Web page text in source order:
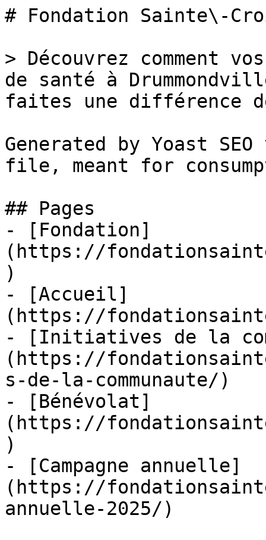
# Fondation Sainte\-
> Découvrez comment
de santé à
faites une différence
Generated by Yoast
file, meant for
## Pages
- [Fondation]
(https://
)
- [Accueil]
(https://
- [Initiatives de la
(https://
s-de-la-communaute/)
- [Bénévolat]
(https://
)
- [Campagne annuelle]
(https://
annuelle-2025/)